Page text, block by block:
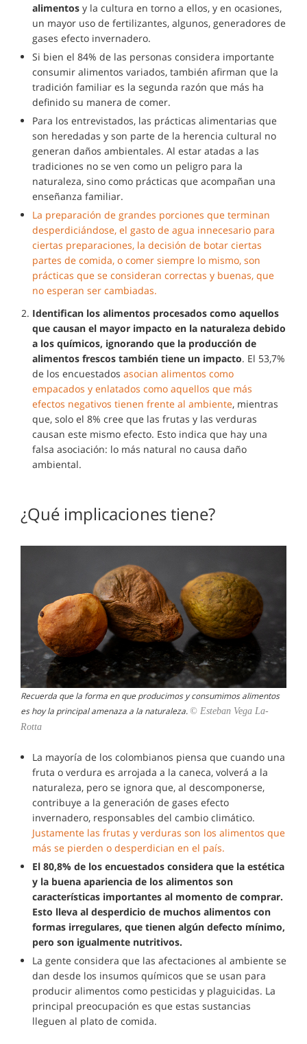
alimentos y la cultura en torno a ellos, y en ocasiones,
un mayor uso de fertilizantes, algunos, generadores de
gases efecto invernadero.
Si bien el 84% de las personas considera importante
consumir alimentos variados, también afirman que la
tradición familiar es la segunda razón que más ha
definido su manera de comer.
Para los entrevistados, las prácticas alimentarias que
son heredadas y son parte de la herencia cultural no
generan daños ambientales. Al estar atadas a las
tradiciones no se ven como un peligro para la
naturaleza, sino como prácticas que acompañan una
enseñanza familiar.
La preparación de grandes porciones que terminan
desperdiciándose, el gasto de agua innecesario para
ciertas preparaciones, la decisión de botar ciertas
partes de comida, o comer siempre lo mismo, son
prácticas que se consideran correctas y buenas, que
no esperan ser cambiadas.
Identifican los alimentos procesados como aquellos
que causan el mayor impacto en la naturaleza debido
a los químicos, ignorando que la producción de
alimentos frescos también tiene un impacto. El 53,7%
de los encuestados asocian alimentos como
empacados y enlatados como aquellos que más
efectos negativos tienen frente al ambiente, mientras
que, solo el 8% cree que las frutas y las verduras
causan este mismo efecto. Esto indica que hay una
falsa asociación: lo más natural no causa daño
ambiental.
¿Qué implicaciones tiene?
Recuerda que la forma en que producimos y consumimos alimentos
es hoy la principal amenaza a la naturaleza.​ © Esteban Vega La-
Rotta
La mayoría de los colombianos piensa que cuando una
fruta o verdura es arrojada a la caneca, volverá a la
naturaleza, pero se ignora que, al descomponerse,
contribuye a la generación de gases efecto
invernadero, responsables del cambio climático.
Justamente las frutas y verduras son los alimentos que
más se pierden o desperdician en el país.
El 80,8% de los encuestados considera que la estética
y la buena apariencia de los alimentos son
características importantes al momento de comprar.
Esto lleva al desperdicio de muchos alimentos con
formas irregulares, que tienen algún defecto mínimo,
pero son igualmente nutritivos.
La gente considera que las afectaciones al ambiente se
dan desde los insumos químicos que se usan para
producir alimentos como pesticidas y plaguicidas. La
principal preocupación es que estas sustancias
lleguen al plato de comida.